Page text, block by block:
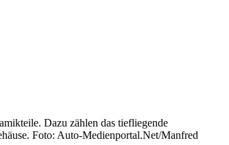
Dazu zählen das tiefliegende
Foto: Auto-Medienportal.Net/Manfred